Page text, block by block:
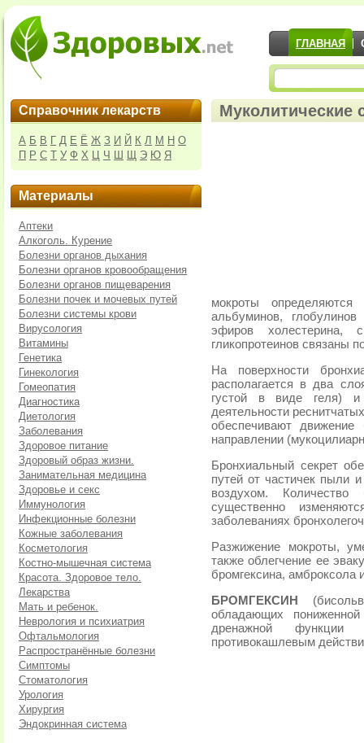
ГЛАВНАЯ
Справочник лекарств
А Б В Г Д Е Ё Ж З И Й К Л М Н О
П Р С Т У Ф Х Ц Ч Ш Щ Э Ю Я
Материалы
Аптеки
Алкоголь. Курение
Болезни органов дыхания
Болезни органов кровообращения
Болезни органов пищеварения
Болезни почек и мочевых путей
Болезни системы крови
Вирусология
Витамины
Генетика
Гинекология
Гомеопатия
Диагностика
Диетология
Заболевания
Здоровое питание
Здоровый образ жизни.
Занимательная медицина
Здоровье и секс
Иммунология
Инфекционные болезни
Кожные заболевания
Косметология
Костно-мышечная система
Красота. Здоровое тело.
Лекарства
Мать и ребенок.
Неврология и психиатрия
Офтальмология
Распространённые болезни
Симптомы
Стоматология
Урология
Хирургия
Эндокринная система
Муколитические
мокроты определяются
альбуминов,
эфиров холестерина,
гликопротеинов связаны
На поверхности
располагается в два
густой в виде геля) и
деятельности
обеспечивают движение
направлении
Бронхиальный секрет
путей от частичек пыли
воздухом.
существенно
заболеваниях
Разжижение мокроты,
также облегчение ее
бромгексина, амброксола
БРОМГЕКСИН
обладающих
дренажной функции
противокашлевым